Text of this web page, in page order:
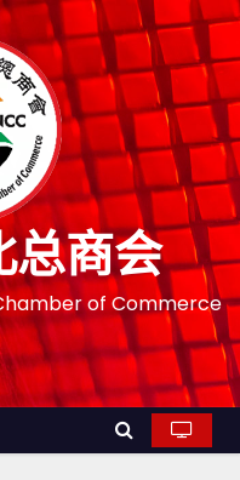
总商会
of Commerce